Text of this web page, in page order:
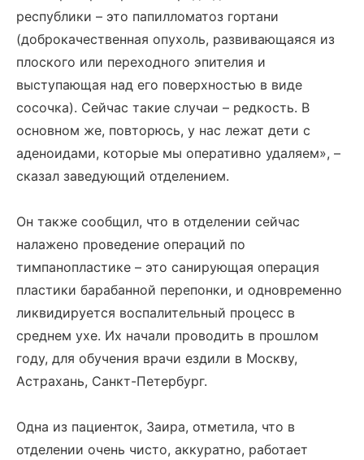
республики – это папилломатоз гортани
(доброкачественная опухоль, развивающаяся из
плоского или переходного эпителия и
выступающая над его поверхностью в виде
сосочка). Сейчас такие случаи – редкость. В
основном же, повторюсь, у нас лежат дети с
аденоидами, которые мы оперативно удаляем», –
сказал заведующий отделением.
Он также сообщил, что в отделении сейчас
налажено проведение операций по
тимпанопластике – это санирующая операция
пластики барабанной перепонки, и одновременно
ликвидируется воспалительный процесс в
среднем ухе. Их начали проводить в прошлом
году, для обучения врачи ездили в Москву,
Астрахань, Санкт-Петербург.
Одна из пациенток, Заира, отметила, что в
отделении очень чисто, аккуратно, работает